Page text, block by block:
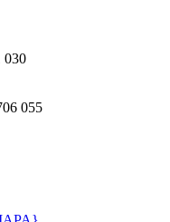
030
055